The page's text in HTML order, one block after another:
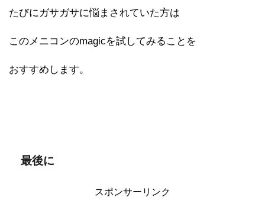
たびにガサガサに悩まされていた方は
このメニコンのmagicを試してみることを
おすすめします。
最後に
スポンサーリンク